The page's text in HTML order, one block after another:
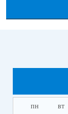
пн вт